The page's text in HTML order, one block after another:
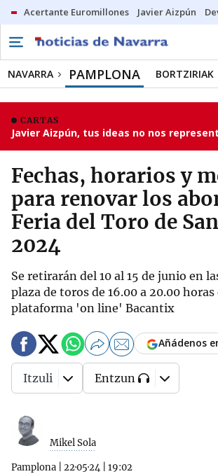
Acertante Euromillones Javier Aizpún
NAVARRA PAMPLONA BORTZIRIAK
CARTAS
Javier Aizpún, tus ideas no nos
Fechas, horarios y
para renovar los
Feria del Toro de
2024
Se retirarán del 10 al 15 de junio en
plaza de toros de 16.00 a 20.00 horas
plataforma 'on line' Bacantix
Mikel Sola
Pamplona 22·05·24 19:02
Añádenos
Itzuli Entzun